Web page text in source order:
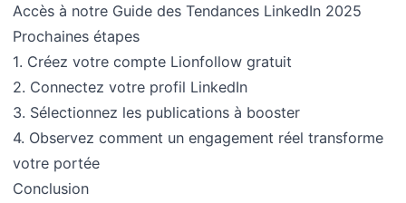
Accès à notre Guide des Tendances LinkedIn 2025
Prochaines étapes
1. Créez votre compte Lionfollow gratuit
2. Connectez votre profil LinkedIn
3. Sélectionnez les publications à booster
4. Observez comment un engagement réel transforme
votre portée
Conclusion